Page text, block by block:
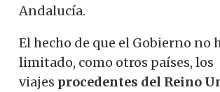
Andalucía.
El hecho de que el Gobierno no
limitado, como otros países, los
viajes procedentes del Reino